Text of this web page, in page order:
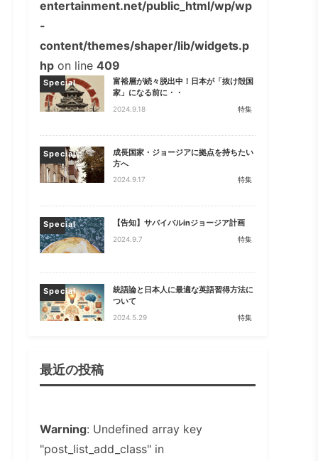
entertainment.net/public_html/wp/wp
-
content/themes/shaper/lib/widgets.p
hpon line 409
Special
富裕層が続々脱出中！日本が「抜け殻国
家」になる前に・・
2024.9.18 特集
Special
成長国家・ジョージアに拠点を持ちたい
方へ
2024.9.17 特集
Special 【告知】サバイバルinジョージア計画
2024.9.7 特集
Special
統語論と日本人に最適な英語習得方法に
ついて
2024.5.29 特集
最近の投稿
Warning: Undefined array key
"post_list_add_class" in